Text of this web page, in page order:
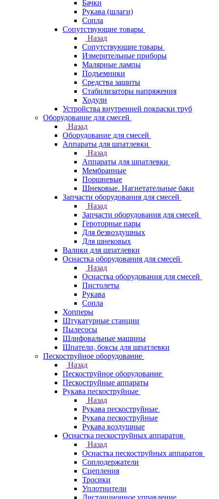
Бачки
Рукава (шлаги)
Сопла
Сопутствующие товары
Назад
Сопутствующие товары
Измерительные приборы
Малярные лампы
Подъемники
Средства защиты
Стабилизаторы напряжения
Ходули
Устройства внутренней покраски труб
Оборудование для смесей
Назад
Оборудование для смесей
Аппараты для шпатлевки
Назад
Аппараты для шпатлевки
Мембранные
Поршневые
Шнековые. Нагнетательные баки
Запчасти оборудования для смесей
Назад
Запчасти оборудования для смесей
Героторные пары
Для безвоздушных
Для шнековых
Валики для шпатлевки
Оснастка оборудования для смесей
Назад
Оснастка оборудования для смесей
Пистолеты
Рукава
Сопла
Хопперы
Штукатурные станции
Пылесосы
Шлифовальные машины
Шпатели, боксы для шпатлевки
Пескоструйное оборудование
Назад
Пескоструйное оборудование
Пескоструйные аппараты
Рукава пескоструйные
Назад
Рукава пескоструйные
Рукава пескоструйные
Рукава воздушные
Оснастка пескоструйных аппаратов
Назад
Оснастка пескоструйных аппаратов
Соплодержатели
Сцепления
Тросики
Уплотнители
Дистанционное управление